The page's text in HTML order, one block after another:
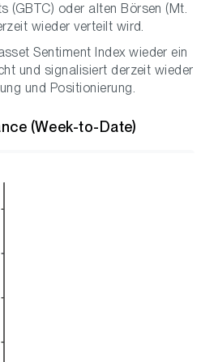
(GBTC) oder alten Börsen (Mt.
wieder verteilt wird.
Sentiment Index wieder ein
und signalisiert derzeit wieder
und Positionierung.
(Week-to-Date)